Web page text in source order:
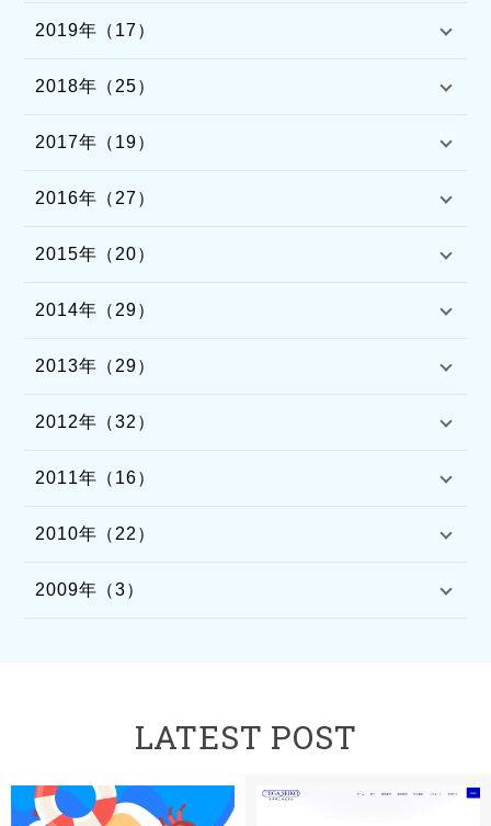
2019年（17）
2018年（25）
2017年（19）
2016年（27）
2015年（20）
2014年（29）
2013年（29）
2012年（32）
2011年（16）
2010年（22）
2009年（3）
LATEST POST